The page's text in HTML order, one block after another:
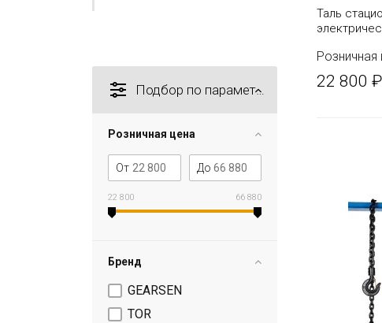
Подбор по параметрам
Розничная цена
От До
22 800 66 880
Бренд
GEARSEN
TOR
Таль
Розничная
22 800 ₽